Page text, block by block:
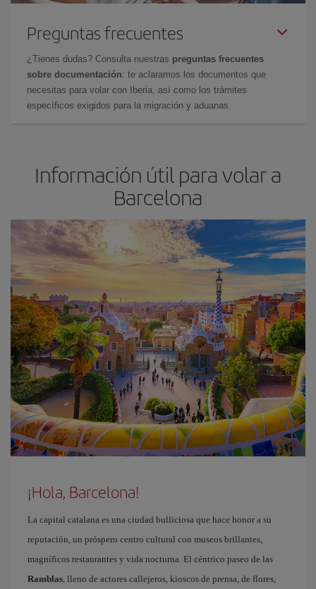
Preguntas frecuentes
¿Tienes dudas? Consulta nuestras preguntas frecuentes
sobre documentación: te aclaramos los documentos que
necesitas para volar con Iberia, así como los trámites
específicos exigidos para la migración y aduanas.
Información útil para volar a
Barcelona
¡Hola, Barcelona!
La capital catalana es una ciudad bulliciosa que hace honor a su
reputación, un próspero centro cultural con museos brillantes,
magníficos restaurantes y vida nocturna. El céntrico paseo de las
Ramblas, lleno de actores callejeros, kioscos de prensa, de flores,